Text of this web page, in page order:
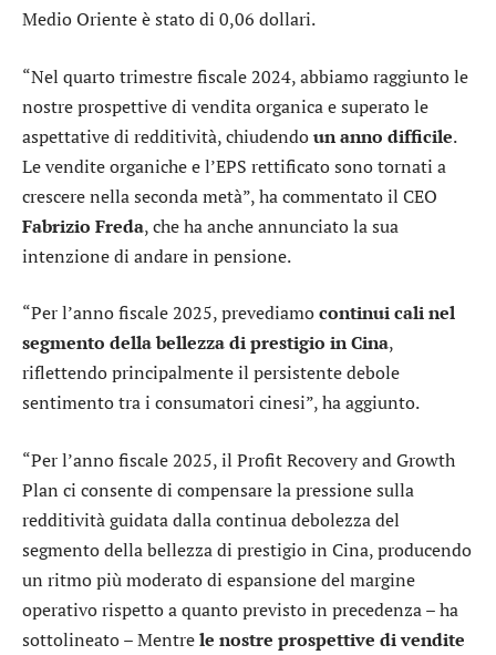
Medio Oriente è stato di 0,06 dollari.
“Nel quarto trimestre fiscale 2024, abbiamo raggiunto le
nostre prospettive di vendita organica e superato le
aspettative di redditività, chiudendoun anno difficile.
Le vendite organiche e l’EPS rettificato sono tornati a
crescere nella seconda metà”, ha commentato il CEO
Fabrizio Freda, che ha anche annunciato la sua
intenzione di andare in pensione.
“Per l’anno fiscale 2025, prevediamocontinui cali nel
segmento della bellezza di prestigio in Cina,
riflettendo principalmente il persistente debole
sentimento tra i consumatori cinesi”, ha aggiunto.
“Per l’anno fiscale 2025, il Profit Recovery and Growth
Plan ci consente di compensare la pressione sulla
redditività guidata dalla continua debolezza del
segmento della bellezza di prestigio in Cina, producendo
un ritmo più moderato di espansione del margine
operativo rispetto a quanto previsto in precedenza – ha
sottolineato – Mentrele nostre prospettive di vendite